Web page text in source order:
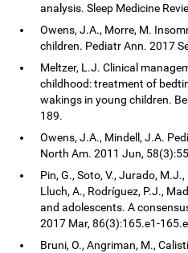
analysis. Sleep Medicine
Owens, J.A., Morre, M.
children. Pediatr Ann. 2017
Meltzer, L.J. Clinical
childhood: treatment of
wakings in young children.
189.
Owens, J.A., Mindell, J.A.
North Am. 2011 Jun,
Pin, G., Soto, V., Jurado,
Lluch, A., Rodríguez, P.J.,
and adolescents. A
2017 Mar, 86(3):165.e1-
Bruni, O., Angriman, M.,